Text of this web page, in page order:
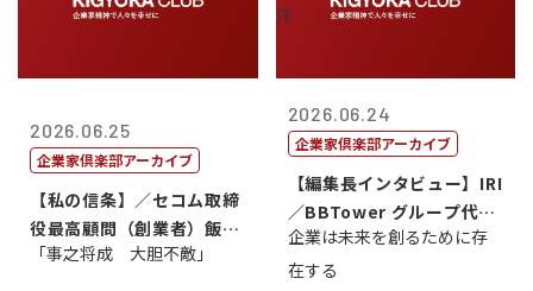
2026.06.25
企業家倶楽部アーカイブ
【私の信条】／セコム取締
役最高顧問（創業者）飯田
亮
「事之将成 大胆不敵」
2026.06.24
企業家倶楽部アーカイブ
【編集長インタビュー】IRI
／BBTower グループ代表
藤...
企業は未来を創るために存
在する